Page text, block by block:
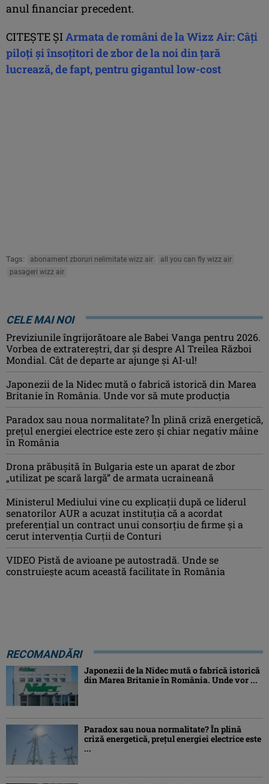
anul financiar precedent.
CITEȘTE ȘIArmata de români de la Wizz Air: Câți
piloți și însoțitori de zbor de la noi din țară
lucrează, de fapt, pentru gigantul low-cost
Tags: abonament zboruri nelimitate wizz air
all you can fly wizz air
pasageri wizz air
CELE MAI NOI
Previziunile îngrijorătoare ale Babei Vanga pentru 2026.
Vorbea de extratereștri, dar și despre Al Treilea Război
Mondial. Cât de departe ar ajunge și AI-ul!
Japonezii de la Nidec mută o fabrică istorică din Marea
Britanie în România. Unde vor să mute producția
Paradox sau noua normalitate? În plină criză energetică,
prețul energiei electrice este zero și chiar negativ mâine
în România
Drona prăbuşită în Bulgaria este un aparat de zbor
„utilizat pe scară largă” de armata ucraineană
Ministerul Mediului vine cu explicații după ce liderul
senatorilor AUR a acuzat instituția că a acordat
preferențial un contract unui consorțiu de firme și a
cerut intervenția Curții de Conturi
VIDEO Pistă de avioane pe autostradă. Unde se
construiește acum această facilitate în România
RECOMANDĂRI
Japonezii de la Nidec mută o fabrică istorică
din Marea Britanie în România. Unde vor ...
Paradox sau noua normalitate? În plină
criză energetică, prețul energiei electrice este
...